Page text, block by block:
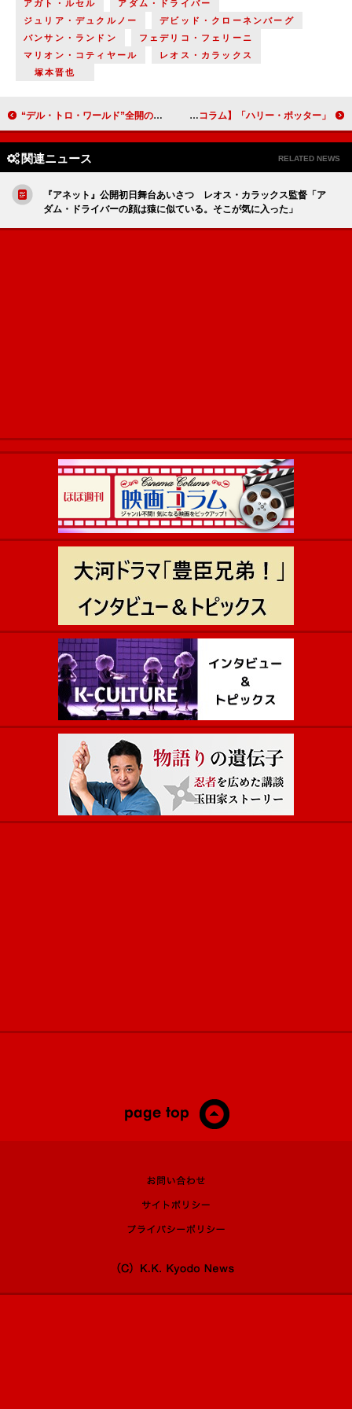
アガト・ルセル
アダム・ドライバー
ジュリア・デュクルノー
デビッド・クローネンバーグ
バンサン・ランドン
フェデリコ・フェリーニ
マリオン・コティヤール
レオス・カラックス
塚本晋也
“デル・トロ・ワールド”全開の『ナイトメア・アリー』／ケネス・ブラナーが愛した場所、愛した人たちの物語『ベルファスト』【映画コラム】 「ハリー・ポッター」魔法ワールドシリーズ最新作『ファンタスティック・ビースト ダンブルドアの秘密』【映画コラム】
関連ニュース RELATED NEWS
『アネット』公開初日舞台あいさつ レオス・カラックス監督「ア
ダム・ドライバーの顔は猿に似ている。そこが気に入った」